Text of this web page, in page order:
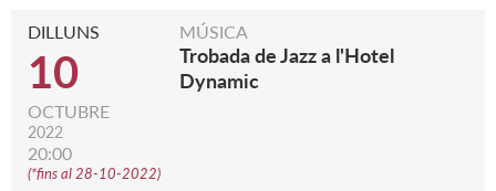
DILLUNS
10
OCTUBRE
2022
20:00
(*fins al 28-10-2022)
MÚSICA
Trobada de Jazz a l'Hotel
Dynamic